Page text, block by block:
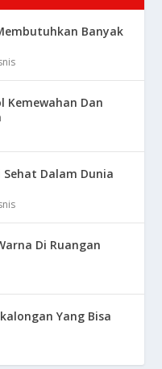
Banyak
Kemewahan Dan
Dalam Dunia
Di Ruangan
Yang Bisa